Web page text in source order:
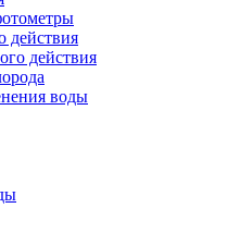
действия
действия
воды